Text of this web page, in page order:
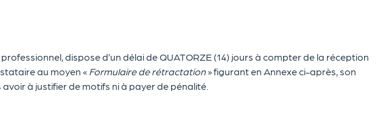
dispose d’un délai de QUATORZE (14) jours à compter de la réception
au moyen « Formulaire de rétractation » figurant en Annexe ci-après, son
à justifier de motifs ni à payer de pénalité.